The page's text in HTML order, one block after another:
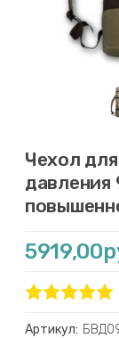
Чехол
давления
Артикул: